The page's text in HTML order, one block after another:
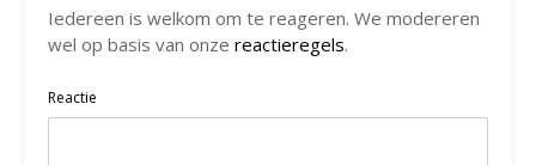
Iedereen is welkom om te reageren. We modereren
wel op basis van onze reactieregels.
Reactie